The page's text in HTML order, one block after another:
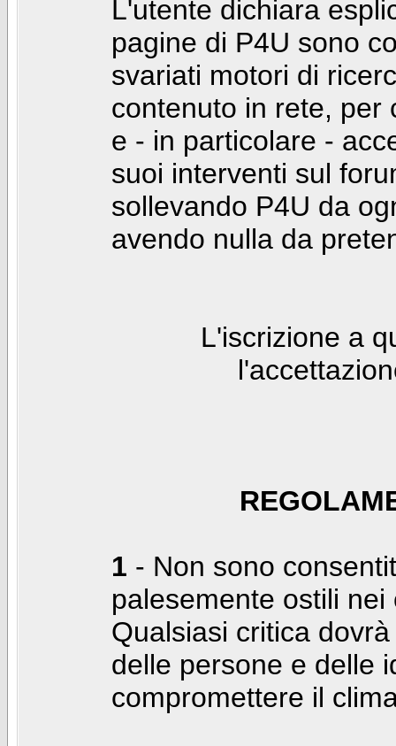
L'utente dichiara
pagine di P4U sono
svariati motori di
contenuto in rete, per
e - in particolare -
suoi interventi sul
sollevando P4U da
avendo nulla da
L'iscrizione a
1 - Non sono
palesemente ostili
Qualsiasi critica
delle persone e delle
compromettere il